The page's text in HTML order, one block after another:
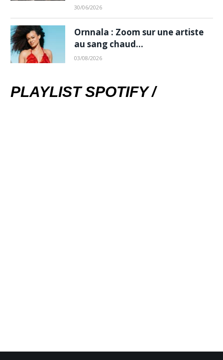
30/06/2026
Ornnala : Zoom sur une artiste
au sang chaud…
03/08/2026
PLAYLIST SPOTIFY /